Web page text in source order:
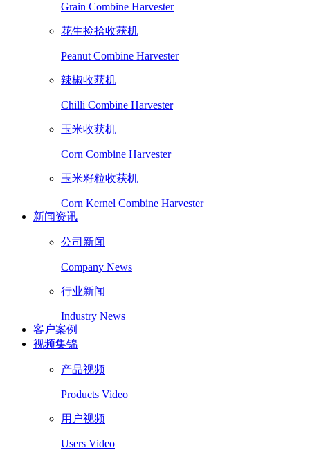
Grain Combine Harvester
花生捡拾收获机
Peanut Combine Harvester
辣椒收获机
Chilli Combine Harvester
玉米收获机
Corn Combine Harvester
玉米籽粒收获机
Corn Kernel Combine Harvester
新闻资讯
公司新闻
Company News
行业新闻
Industry News
客户案例
视频集锦
产品视频
Products Video
用户视频
Users Video